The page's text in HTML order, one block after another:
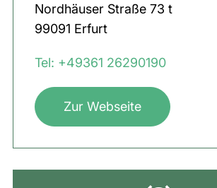
Nordhäuser Straße 73 t
99091 Erfurt
Tel: +49361 26290190
Zur Webseite